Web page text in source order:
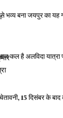
भव्य बना जयपुर का यह
कल है अलविदा यात्रा
15 दिसंबर के